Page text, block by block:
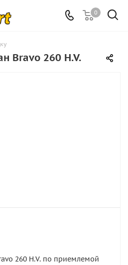
0
Bravo 260 H.V.
260 H.V. по приемлемой